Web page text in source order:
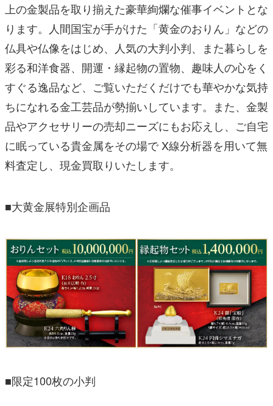
上の金製品を取り揃えた豪華絢爛な催事イベントとな
ります。人間国宝が手がけた「⻩金のおりん」などの
仏具や仏像をはじめ、人気の大判小判、また暮らしを
彩る和洋食器、開運・縁起物の置物、趣味人の心をく
すぐる逸品など、ご覧いただくだけでも華やかな気持
ちになれる金工芸品が勢揃いしています。また、金製
品やアクセサリーの売却ニーズにもお応えし、ご自宅
に眠っている貴金属をその場で X線分析器を用いて無
料査定し、現金買取りいたします。
■大⻩金展特別企画品
■限定100枚の小判